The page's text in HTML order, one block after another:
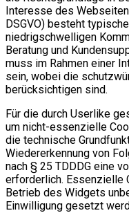
Interesse des
DSGVO) besteht
niedrigschwelligen
Beratung und
muss im Rahmen einer
sein, wobei die
berücksichtigen sind.
Für die durch Userlike
um nicht-essenzielle
die technische
Wiedererkennung von
nach § 25 TDDDG eine
erforderlich. Essenzielle
Betrieb des Widgets
Einwilligung gesetzt